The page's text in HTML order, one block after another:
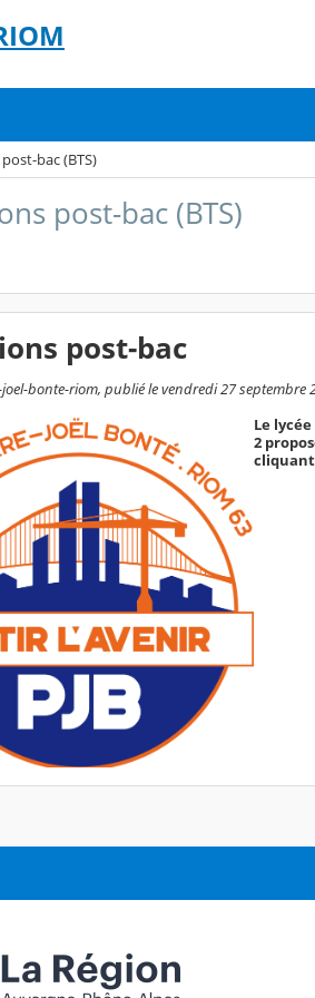
bac (BTS)
post-bac (BTS)
post-bac
bonte-riom, publié le vendredi 27 septembre
Le
2